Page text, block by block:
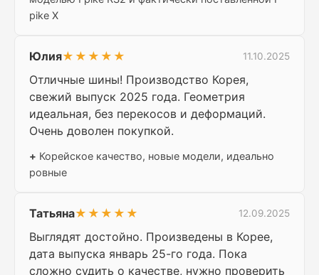
pike X
Юлия★★★★★ 11.10.2025
Отличные шины! Производство Корея,
свежий выпуск 2025 года. Геометрия
идеальная, без перекосов и деформаций.
Очень доволен покупкой.
+ Корейское качество, новые модели, идеально
ровные
Татьяна★★★★★ 12.09.2025
Выглядят достойно. Произведены в Корее,
дата выпуска январь 25-го года. Пока
сложно судить о качестве, нужно проверить